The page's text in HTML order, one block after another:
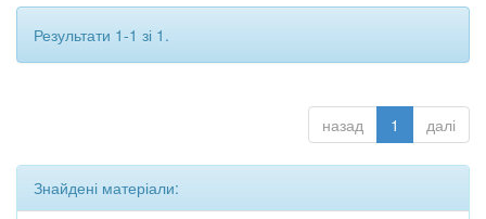
Результати 1-1 зі 1.
назад 1 далі
Знайдені матеріали: